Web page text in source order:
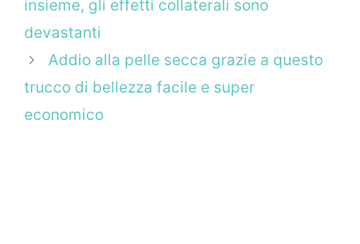
insieme, gli effetti collaterali sono
devastanti
Addio alla pelle secca grazie a questo
trucco di bellezza facile e super
economico